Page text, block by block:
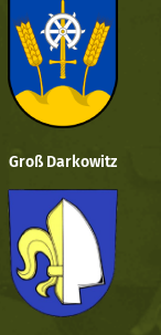
Groß Darkowitz